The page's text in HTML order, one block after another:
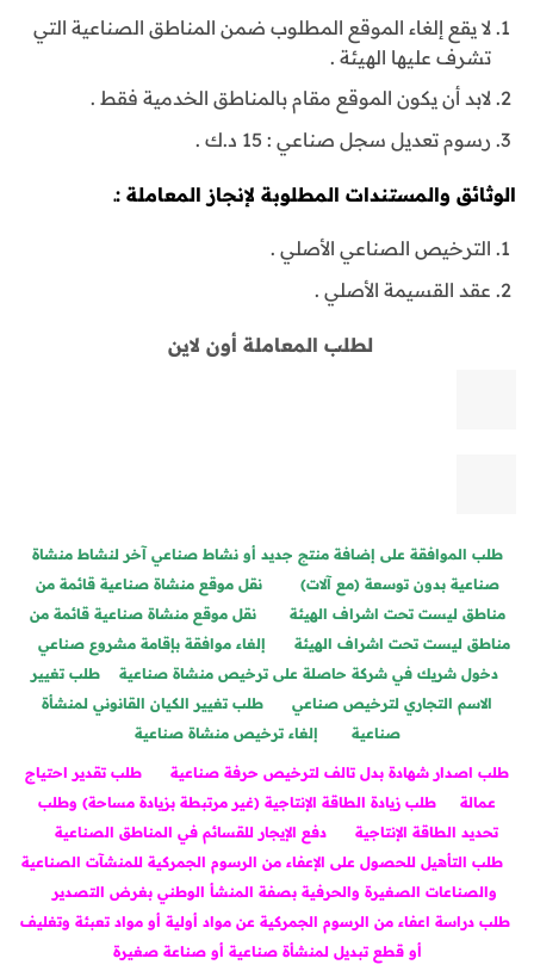
لا يقع إلغاء الموقع المطلوب ضمن المناطق الصناعية التي
تشرف عليها الهيئة .
لابد أن يكون الموقع مقام بالمناطق الخدمية فقط .
رسوم تعديل سجل صناعي : 15 د.ك .
الوثائق والمستندات المطلوبة لإنجاز المعاملة :ـ
الترخيص الصناعي الأصلي .
عقد القسيمة الأصلي .
لطلب المعاملة أون لاين
طلب الموافقة على إضافة منتج جديد أو نشاط صناعي آخر لنشاط منشاة
صناعية بدون توسعة (مع آلات)
نقل موقع منشاة صناعية قائمة من
مناطق ليست تحت اشراف الهيئة
نقل موقع منشاة صناعية قائمة من
مناطق ليست تحت اشراف الهيئة
إلغاء موافقة بإقامة مشروع صناعي
دخول شريك في شركة حاصلة على ترخيص منشاة صناعية
طلب تغيير
الاسم التجاري لترخيص صناعي
طلب تغيير الكيان القانوني لمنشأة
صناعية
إلغاء ترخيص منشاة صناعية
طلب اصدار شهادة بدل تالف لترخيص حرفة صناعية
طلب تقدير احتياج
عمالة
طلب زيادة الطاقة الإنتاجية (غير مرتبطة بزيادة مساحة) وطلب
تحديد الطاقة الإنتاجية
دفع الإيجار للقسائم في المناطق الصناعية
طلب التأهيل للحصول على الإعفاء من الرسوم الجمركية للمنشآت الصناعية
والصناعات الصغيرة والحرفية بصفة المنشأ الوطني بغرض التصدير
طلب دراسة اعفاء من الرسوم الجمركية عن مواد أولية أو مواد تعبئة وتغليف
أو قطع تبديل لمنشأة صناعية أو صناعة صغيرة